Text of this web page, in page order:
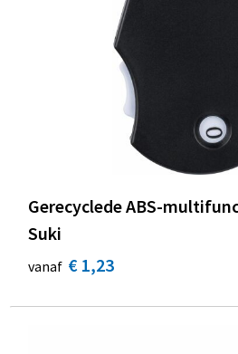
Gerecyclede ABS-
Suki
vanaf € 1,23